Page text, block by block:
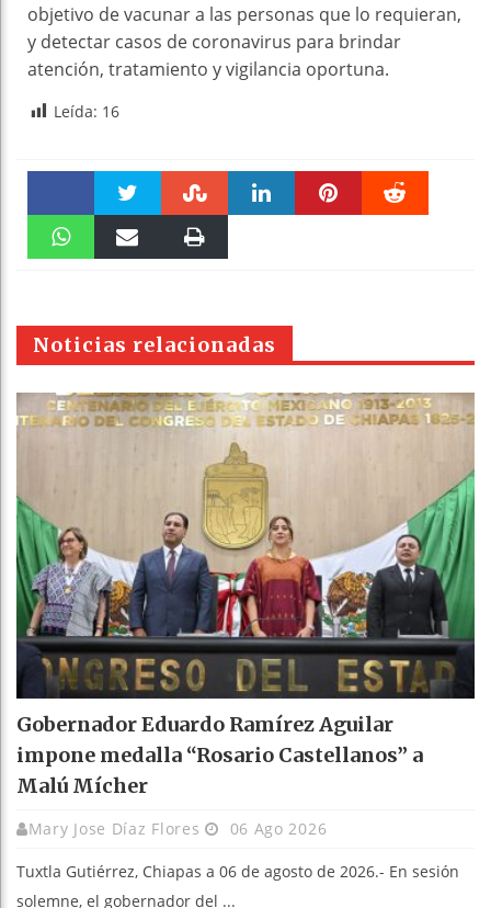
objetivo de vacunar a las personas que lo requieran,
y detectar casos de coronavirus para brindar
atención, tratamiento y vigilancia oportuna.
Leída: 16
Faceboo Twitter Stumble
pt
Noticias relacionadas
Gobernador Eduardo Ramírez Aguilar
impone medalla “Rosario Castellanos” a
Malú Mícher
Mary Jose Díaz Flores 06 Ago 2026
Tuxtla Gutiérrez, Chiapas a 06 de agosto de 2026.- En sesión
solemne, el gobernador del ...